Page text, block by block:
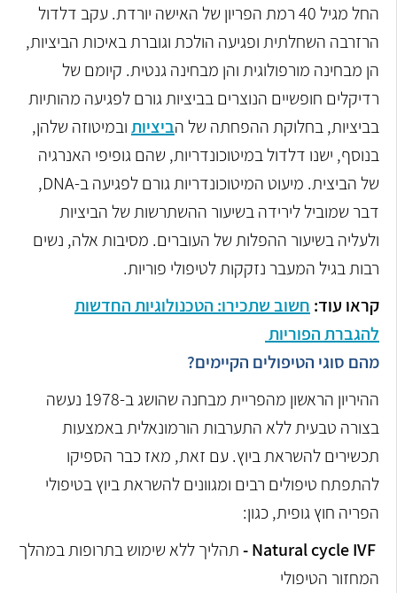
החל מגיל 40 רמת הפריון של האישה יורדת. עקב דלדול
הרזרבה השחלתית ופגיעה הולכת וגוברת באיכות הביציות,
הן מבחינה מורפולוגית והן מבחינה גנטית. קיומם של
רדיקלים חופשיים הנוצרים בביציות גורם לפגיעה מהותיות
בביציות, בחלוקת ההפחתה של הביציותובמיטוזה שלהן,
בנוסף, ישנו דלדול במיטוכונדריות, שהם גופיפי האנרגיה
של הביצית. מיעוט המיטוכונדריות גורם לפגיעה ב-DNA,
דבר שמוביל לירידה בשיעור ההשתרשות של הביציות
ולעליה בשיעור ההפלות של העוברים. מסיבות אלה, נשים
רבות בגיל המעבר נזקקות לטיפולי פוריות.
קראו עוד: חשוב שתכירו: הטכנולוגיות החדשות
להגברת הפוריות
מהם סוגי הטיפולים הקיימים?
ההיריון הראשון מהפריית מבחנה שהושג ב-1978 נעשה
בצורה טבעית ללא התערבות הורמונאלית באמצעות
תכשירים להשראת ביוץ. עם זאת, מאז כבר הספיקו
להתפתח טיפולים רבים ומגוונים להשראת ביוץ בטיפולי
הפריה חוץ גופית, כגון:
תהליך ללא שימוש בתרופות במהלך
המחזור הטיפולי